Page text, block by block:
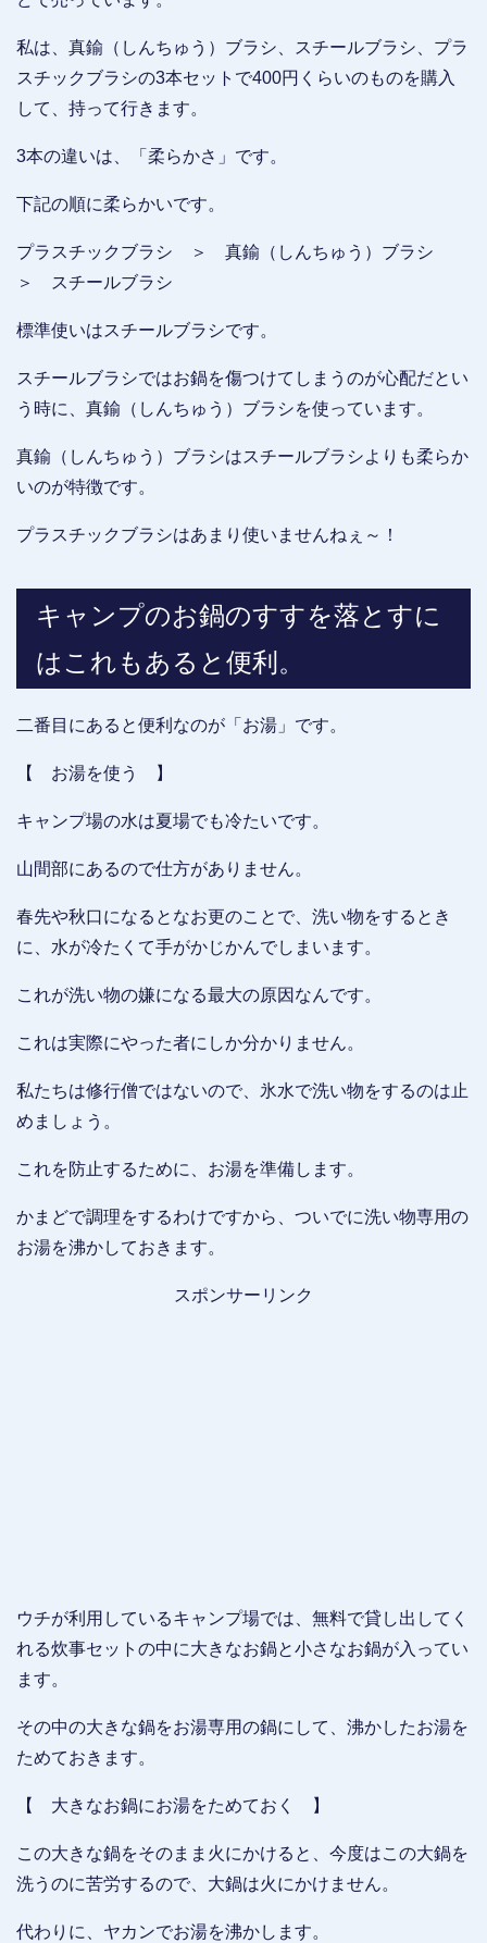
私は、真鍮（しんちゅう）ブラシ、スチールブラシ、プラ
スチックブラシの3本セットで400円くらいのものを購入
して、持って行きます。
3本の違いは、「柔らかさ」です。
下記の順に柔らかいです。
プラスチックブラシ ＞ 真鍮（しんちゅう）ブラシ
＞ スチールブラシ
標準使いはスチールブラシです。
スチールブラシではお鍋を傷つけてしまうのが心配だとい
う時に、真鍮（しんちゅう）ブラシを使っています。
真鍮（しんちゅう）ブラシはスチールブラシよりも柔らか
いのが特徴です。
プラスチックブラシはあまり使いませんねぇ～！
キャンプのお鍋のすすを落とすに
はこれもあると便利。
二番目にあると便利なのが「お湯」です。
【 お湯を使う 】
キャンプ場の水は夏場でも冷たいです。
山間部にあるので仕方がありません。
春先や秋口になるとなお更のことで、洗い物をするとき
に、水が冷たくて手がかじかんでしまいます。
これが洗い物の嫌になる最大の原因なんです。
これは実際にやった者にしか分かりません。
私たちは修行僧ではないので、氷水で洗い物をするのは止
めましょう。
これを防止するために、お湯を準備します。
かまどで調理をするわけですから、ついでに洗い物専用の
お湯を沸かしておきます。
スポンサーリンク
ウチが利用しているキャンプ場では、無料で貸し出してく
れる炊事セットの中に大きなお鍋と小さなお鍋が入ってい
ます。
その中の大きな鍋をお湯専用の鍋にして、沸かしたお湯を
ためておきます。
【 大きなお鍋にお湯をためておく 】
この大きな鍋をそのまま火にかけると、今度はこの大鍋を
洗うのに苦労するので、大鍋は火にかけません。
代わりに、ヤカンでお湯を沸かします。